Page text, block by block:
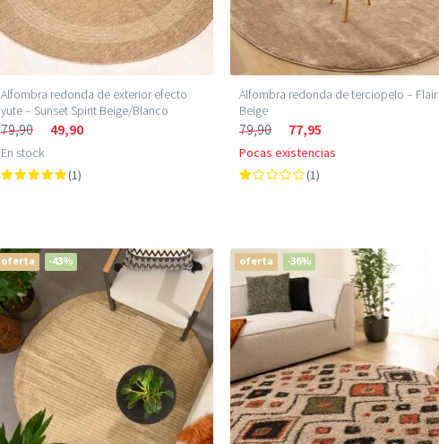
Alfombra redonda de exterior efecto
yute – Sunset Spirit Beige/Blanco
79,90 49,90
En stock
(1)
Alfombra redonda de terciopelo – Flair
Beige
79,90 77,95
Pocas existencias
(1)
oferta -43% oferta -36%